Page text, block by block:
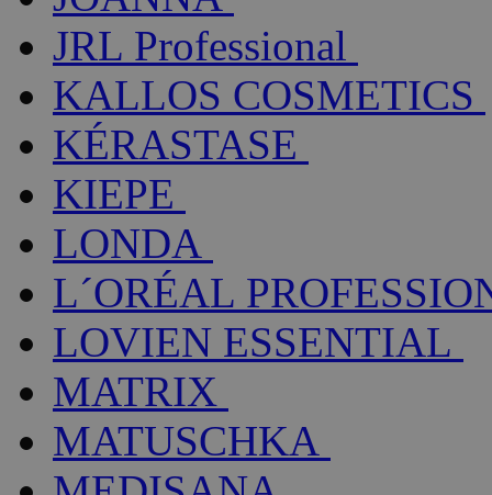
JRL Professional
KALLOS COSMETICS
KÉRASTASE
KIEPE
LONDA
L´ORÉAL
LOVIEN ESSENTIAL
MATRIX
MATUSCHKA